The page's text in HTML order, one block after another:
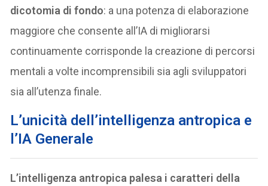
dicotomia di fondo: a una potenza di elaborazione
maggiore che consente all’IA di migliorarsi
continuamente corrisponde la creazione di percorsi
mentali a volte incomprensibili sia agli sviluppatori
sia all’utenza finale.
L’unicità dell’intelligenza antropica e
l’IA Generale
L’intelligenza antropica palesa i caratteri della